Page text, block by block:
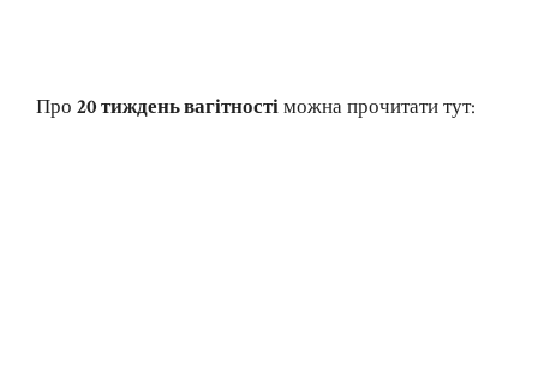
Про 20 тиждень вагітностіможна прочитати тут: